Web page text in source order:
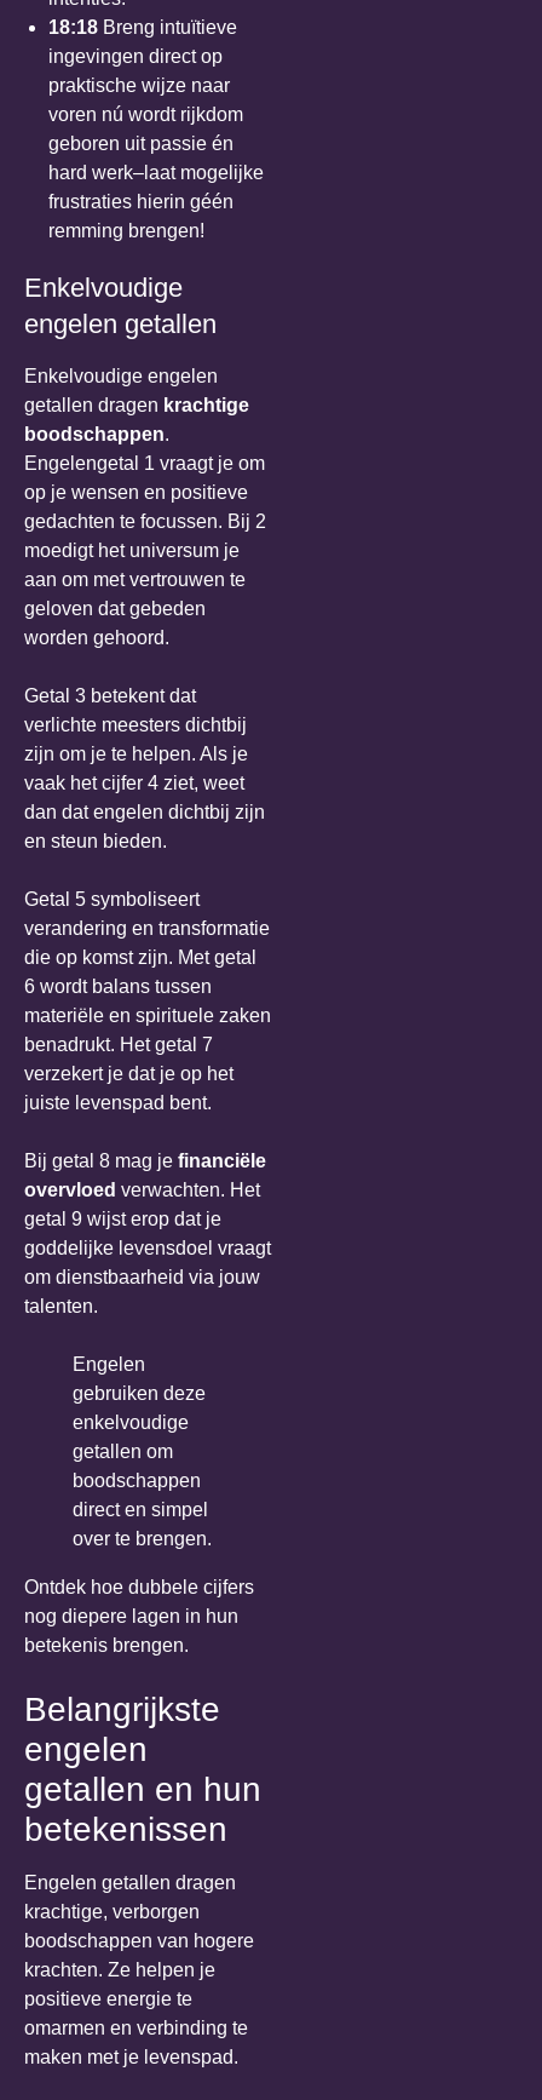
18:18 Breng intuïtieve
ingevingen direct op
praktische wijze naar
voren nú wordt rijkdom
geboren uit passie én
hard werk–laat mogelijke
frustraties hierin géén
remming brengen!
Enkelvoudige
engelen getallen
Enkelvoudige engelen
getallen dragen krachtige
boodschappen.
Engelengetal 1 vraagt je om
op je wensen en positieve
gedachten te focussen. Bij 2
moedigt het universum je
aan om met vertrouwen te
geloven dat gebeden
worden gehoord.
Getal 3 betekent dat
verlichte meesters dichtbij
zijn om je te helpen. Als je
vaak het cijfer 4 ziet, weet
dan dat engelen dichtbij zijn
en steun bieden.
Getal 5 symboliseert
verandering en transformatie
die op komst zijn. Met getal
6 wordt balans tussen
materiële en spirituele zaken
benadrukt. Het getal 7
verzekert je dat je op het
juiste levenspad bent.
Bij getal 8 mag je financiële
overvloed verwachten. Het
getal 9 wijst erop dat je
goddelijke levensdoel vraagt
om dienstbaarheid via jouw
talenten.
Engelen
gebruiken deze
enkelvoudige
getallen om
boodschappen
direct en simpel
over te brengen.
Ontdek hoe dubbele cijfers
nog diepere lagen in hun
betekenis brengen.
Belangrijkste
engelen
getallen en hun
betekenissen
Engelen getallen dragen
krachtige, verborgen
boodschappen van hogere
krachten. Ze helpen je
positieve energie te
omarmen en verbinding te
maken met je levenspad.